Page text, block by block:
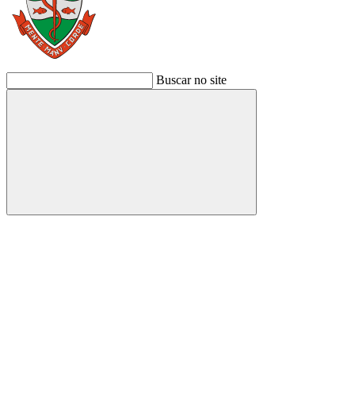
Buscar no site
Buscar